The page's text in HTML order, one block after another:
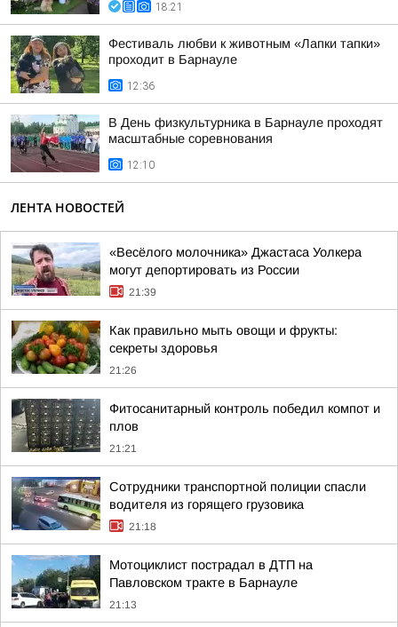
18:21
Фестиваль любви к животным «Лапки тапки»
проходит в Барнауле
12:36
В День физкультурника в Барнауле проходят
масштабные соревнования
12:10
ЛЕНТА НОВОСТЕЙ
«Весёлого молочника» Джастаса Уолкера
могут депортировать из России
21:39
Как правильно мыть овощи и фрукты:
секреты здоровья
21:26
Фитосанитарный контроль победил компот и
плов
21:21
Сотрудники транспортной полиции спасли
водителя из горящего грузовика
21:18
Мотоциклист пострадал в ДТП на
Павловском тракте в Барнауле
21:13